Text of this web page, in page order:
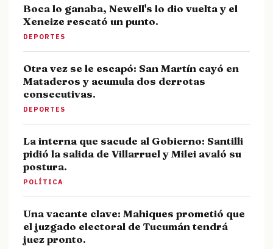
Boca lo ganaba, Newell's lo dio vuelta y el
Xeneize rescató un punto.
DEPORTES
Otra vez se le escapó: San Martín cayó en
Mataderos y acumula dos derrotas
consecutivas.
DEPORTES
La interna que sacude al Gobierno: Santilli
pidió la salida de Villarruel y Milei avaló su
postura.
POLÍTICA
Una vacante clave: Mahiques prometió que
el juzgado electoral de Tucumán tendrá
juez pronto.